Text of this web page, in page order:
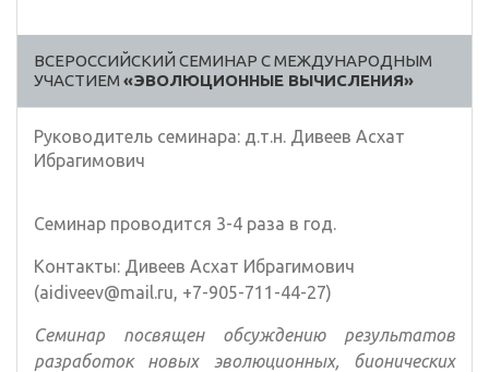
ВСЕРОССИЙСКИЙ СЕМИНАР С МЕЖДУНАРОДНЫМ
УЧАСТИЕМ «ЭВОЛЮЦИОННЫЕ ВЫЧИСЛЕНИЯ»
Руководитель семинара: д.т.н. Дивеев Асхат
Ибрагимович
Семинар проводится 3-4 раза в год.
Контакты: Дивеев Асхат Ибрагимович
(aidiveev@mail.ru, +7-905-711-44-27)
Семинар посвящен обсуждению результатов
разработок новых эволюционных, бионических